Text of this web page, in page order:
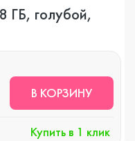
ГБ, голубой,
В КОРЗИНУ
Купить в 1 клик